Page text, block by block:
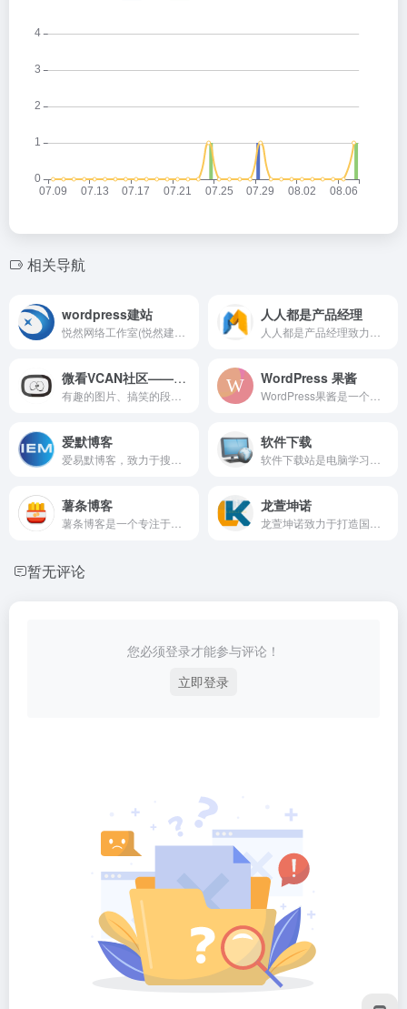
相关导航
wordpress建站 人人都是产品经理
微看VCAN社区——每天都有开心生活 WordPress 果酱
爱默博客 软件下载
薯条博客 龙萱坤诺
暂无评论
您必须登录才能参与评论！
立即登录